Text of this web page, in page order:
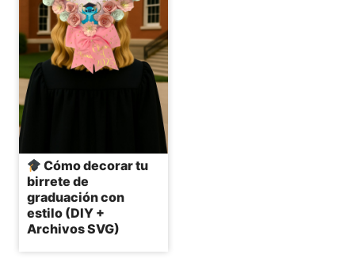
Cómo decorar tu
birrete de
graduación con
estilo (DIY +
Archivos SVG)